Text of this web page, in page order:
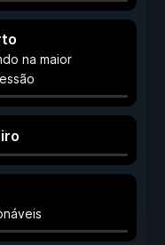
na maior